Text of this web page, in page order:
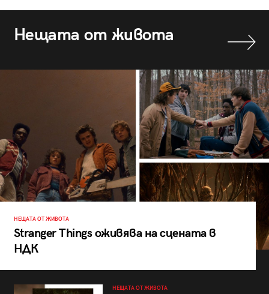
Нещата от живота
НЕЩАТА ОТ ЖИВОТА
Stranger Things оживява на сцената в
НДК
НЕЩАТА ОТ ЖИВОТА